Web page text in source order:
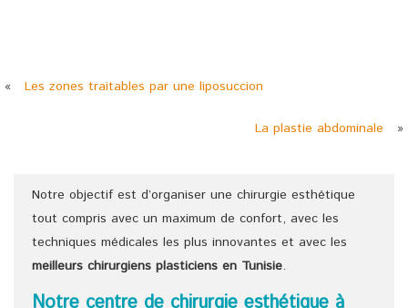
« Les zones traitables par une liposuccion
La plastie abdominale »
Notre objectif est d’organiser une chirurgie esthétique
tout compris avec un maximum de confort, avec les
techniques médicales les plus innovantes et avec les
meilleurs chirurgiens plasticiens en Tunisie.